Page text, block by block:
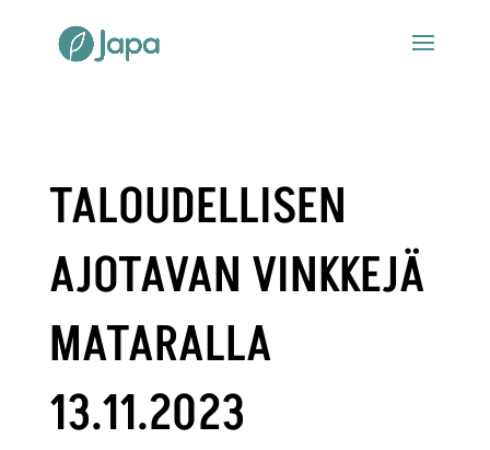
TALOUDELLISEN
AJOTAVAN VINKKEJÄ
MATARALLA
13.11.2023